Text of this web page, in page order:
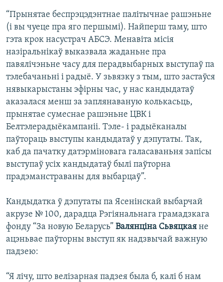
“Прынятае беспрэцэдэнтнае палітычнае рашэньне
(і вы чуеце пра яго першымі). Найперш таму, што
гэта крок насустрач АБСЭ. Менавіта місія
назіральнікаў выказвала жаданьне пра
павялічэньне часу для перадвыбарных выступаў па
тэлебачаньні і радыё. У зьвязку з тым, што застаўся
нявыкарыстаны эфірны час, у нас кандыдатаў
аказалася менш за заплянаваную колькасьць,
прынятае сумеснае рашэньне ЦВК і
Белтэлерадыёкампаніі. Тэле- і радыёканалы
паўтораць выступы кандыдатаў у дэпутаты. Так,
каб да пачатку датэрміновага галасаваньня запісы
выступаў усіх кандыдатаў былі паўторна
прадэманстраваны для выбарцаў”.
Кандыдатка ў дэпутаты па Ясенінскай выбарчай
акрузе № 100, дарадца Рэгіянальнага грамадзкага
фонду “За новую Беларусь” Валянціна Сьвяцкая не
ацэньвае паўторны выступ як надзвычай важную
падзею:
“Я лічу, што велізарная падзея была б, калі б нам